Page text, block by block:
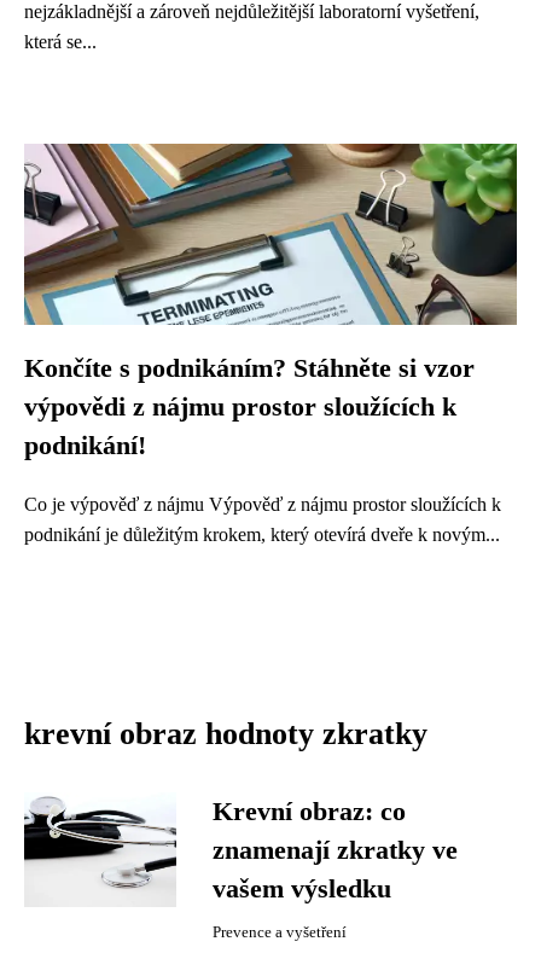
nejzákladnější a zároveň nejdůležitější laboratorní vyšetření,
která se...
Končíte s podnikáním? Stáhněte si vzor
výpovědi z nájmu prostor sloužících k
podnikání!
Co je výpověď z nájmu Výpověď z nájmu prostor sloužících k
podnikání je důležitým krokem, který otevírá dveře k novým...
krevní obraz hodnoty zkratky
Krevní obraz: co
znamenají zkratky ve
vašem výsledku
Prevence a vyšetření